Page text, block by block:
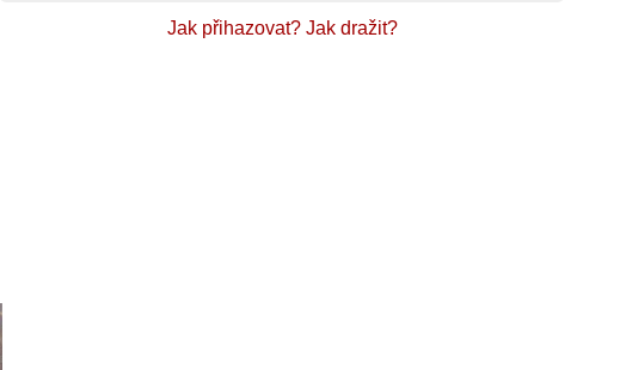
Jak přihazovat? Jak dražit?